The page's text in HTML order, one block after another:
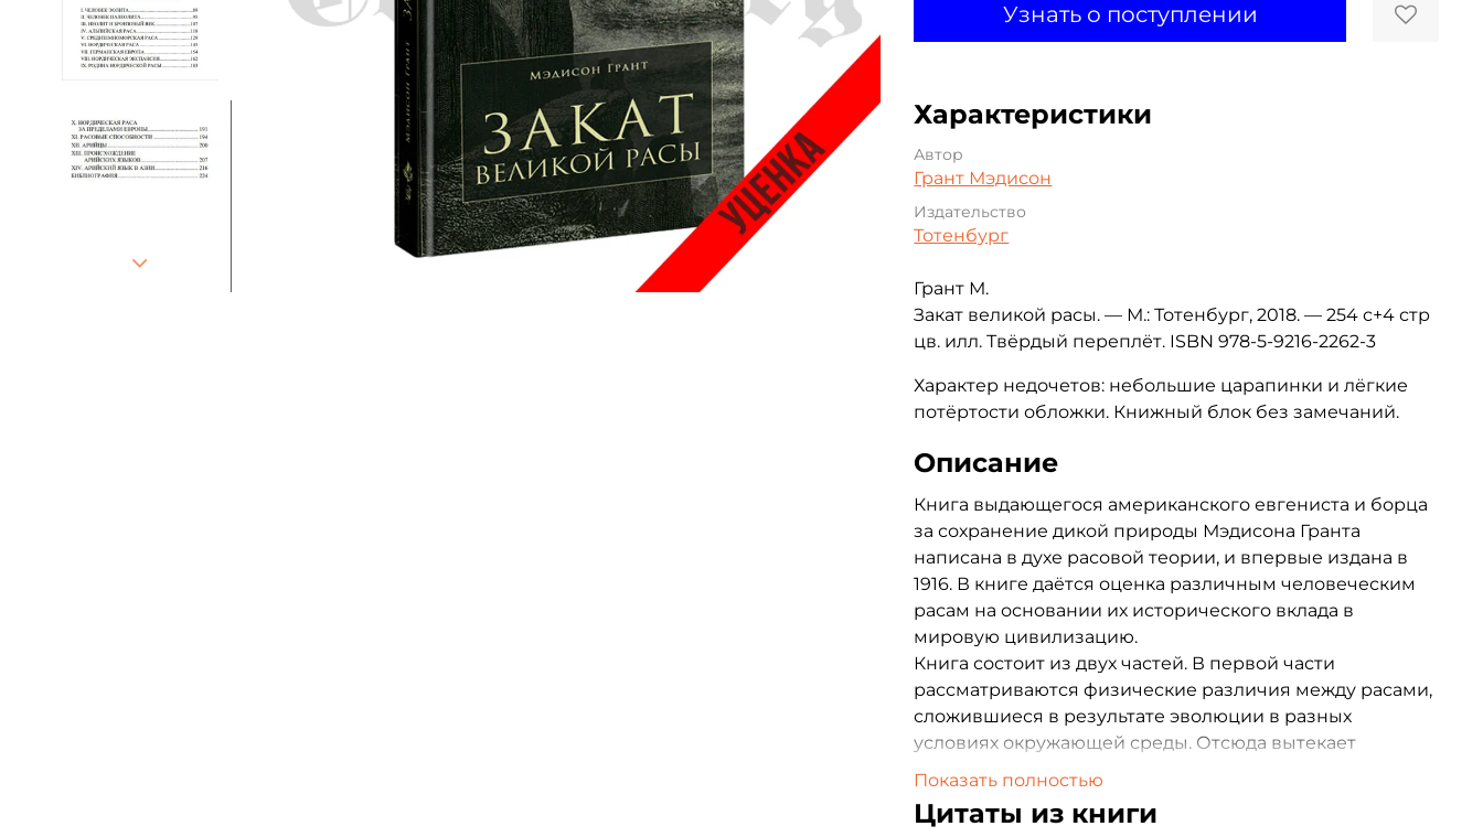
Узнать о поступлении
Характеристики
Автор
Грант Мэдисон
Издательство
Тотенбург
Грант М.
Закат великой расы. — М.: Тотенбург, 2018. — 254 с+4 стр
цв. илл. Твёрдый переплёт. ISBN 978-5-9216-2262-3
Характер недочетов: небольшие царапинки и лёгкие
потёртости обложки. Книжный блок без замечаний.
Описание
Книга выдающегося американского евгениста и борца
за сохранение дикой природы Мэдисона Гранта
написана в духе расовой теории, и впервые издана в
1916. В книге даётся оценка различным человеческим
расам на основании их исторического вклада в
мировую цивилизацию.
Книга состоит из двух частей. В первой части
рассматриваются физические различия между расами,
сложившиеся в результате эволюции в разных
условиях окружающей среды. Отсюда вытекает
положение об их неодинаковых наследственных
Показать полностью
Цитаты из книги